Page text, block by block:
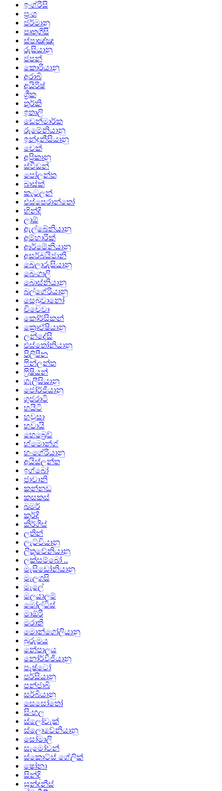
ඉංග්රීසි
ප්‍රංශ
ජර්මානු
පෘතුගීසි
ස්පාඤ්ඤ
රුසියානු
ජපන්
කොරියානු
අරාබි
අයිරිෂ්
ග්‍රීක
තුර්කි
ඉතාලි
ඩෙන්මාර්ක
රුමේනියානු
ඉන්දුනීසියානු
චෙක්
අප්‍රිකානු
ස්වීඩන්
පෝලන්ත
බාස්ක්
කැටලන්
එස්පෙරාන්තෝ
හින්දි
ලාඕ
ඇල්බේනියානු
අම්හාරික්
ආර්මේනියානු
අසර්බයිජානි
බෙලාරුසියානු
බෙංගාලි
බොස්නියානු
බල්ගේරියානු
සෙබුවානෝ
චිචෙවා
කෝර්සිකන්
ක්‍රොඒෂියානු
ලන්දේසි
එස්තෝනියානු
පිලිපීන
ෆින්ලන්ත
ෆ්‍රිෂියන්
ගැලීසියානු
ජෝර්ජියානු
ගුජරාටි
හයිටි
හවුසා
හවායි
හෙබ්‍රෙව්
හ්මොන්ග්
හංගේරියානු
අයිස්ලන්ත
ඉග්බෝ
ජාවානි
කන්නඩ
කසකස්
ඛමර්
කුර්දි
කිර්ගිස්
ලතින්
ලැට්වියානු
ලිතුවේනියානු
ලක්සම්බෝ ..
මැසිඩෝනියානු
මැලගසි
මැලේ
මලයාලම්
මෝල්ටිස්
මාඕරි
මරාති
මොන්ගෝලියානු
බුරුමය
නේපාලය
නෝර්වීජියානු
පැෂ්ටෝ
පර්සියානු
පන්ජාබි
සර්බියානු
සෙසෝතෝ
සිංහල
ස්ලෝවැක්
ස්ලොවේනියානු
සෝමාලි
සැමෝවන්
ස්කොට්ස් ගේලික්
ෂෝනා
සින්දි
සුන්දනීස්